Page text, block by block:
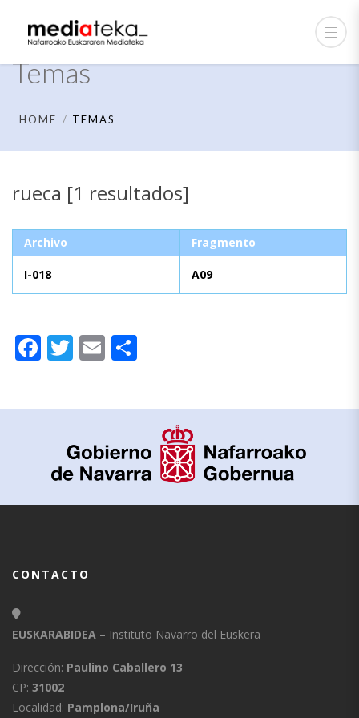
Temas
HOME TEMAS
rueca [1 resultados]
Archivo Fragmento
I-018 A09
Facebook
Twitter
Email
CONTACTO
EUSKARABIDEA – Instituto Navarro del Euskera
Dirección: Paulino Caballero 13
CP: 31002
Localidad: Pamplona/Iruña